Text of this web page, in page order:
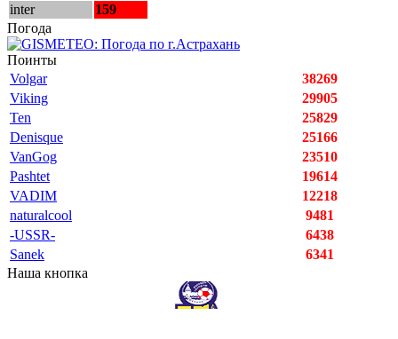
inter
159
Погода
Поинты
Volgar
38269
Viking
29905
Ten
25829
Denisque
25166
VanGog
23510
Pashtet
19614
VADIM
12218
naturalcool
9481
-USSR-
6438
Sanek
6341
Наша кнопка